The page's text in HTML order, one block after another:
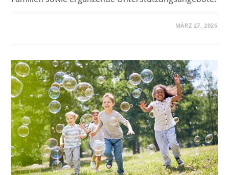
MÄRZ 27, 2026